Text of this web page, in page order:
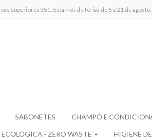
superiores 35€. Estamos de férias de 5 a 21 de
SABONETES CHAMPÔ E
- ZERO WASTE HIGIENE